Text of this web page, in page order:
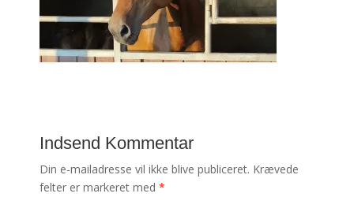
Indsend Kommentar
Din e-mailadresse vil ikke blive publiceret. Krævede
felter er markeret med *